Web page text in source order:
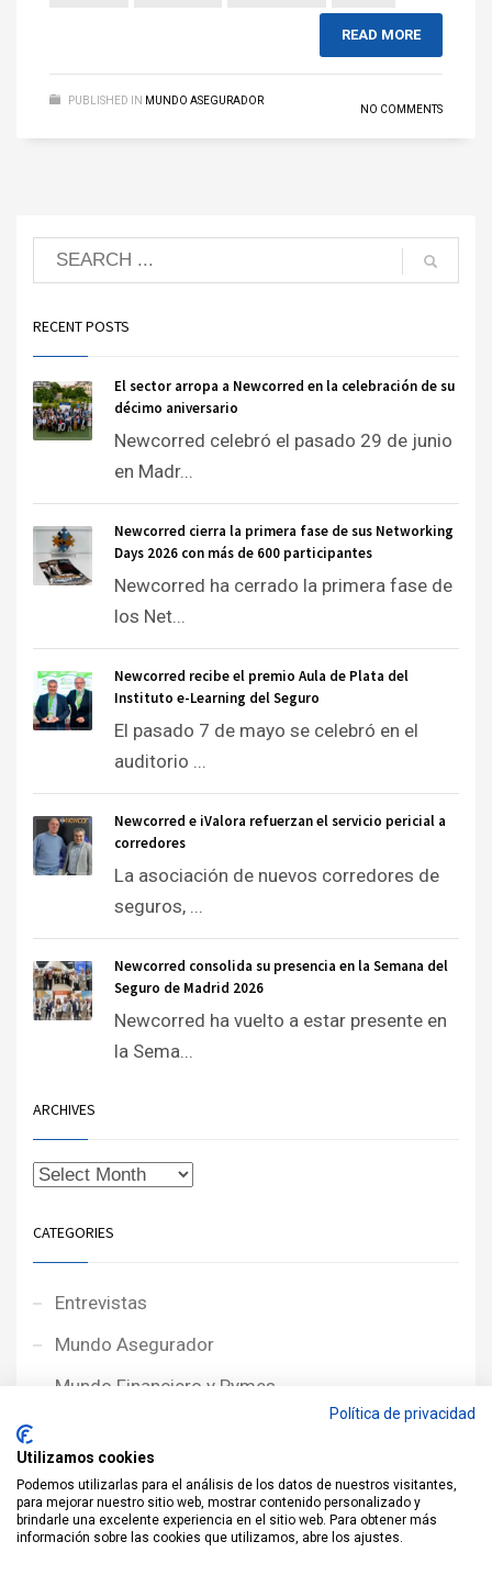
READ MORE
PUBLISHED IN MUNDO ASEGURADOR
NO COMMENTS
RECENT POSTS
El sector arropa a Newcorred en la celebración de su
décimo aniversario
Newcorred celebró el pasado 29 de junio
en Madr...
Newcorred cierra la primera fase de sus Networking
Days 2026 con más de 600 participantes
Newcorred ha cerrado la primera fase de
los Net...
Newcorred recibe el premio Aula de Plata del
Instituto e-Learning del Seguro
El pasado 7 de mayo se celebró en el
auditorio ...
Newcorred e iValora refuerzan el servicio pericial a
corredores
La asociación de nuevos corredores de
seguros, ...
Newcorred consolida su presencia en la Semana del
Seguro de Madrid 2026
Newcorred ha vuelto a estar presente en
la Sema...
ARCHIVES
CATEGORIES
Entrevistas
Mundo Asegurador
Mundo Financiero y Pymes
Noticias NewcorRED
Protagonistas
Política de privacidad
Utilizamos cookies
Podemos utilizarlas para el análisis de los datos de nuestros visitantes,
para mejorar nuestro sitio web, mostrar contenido personalizado y
brindarle una excelente experiencia en el sitio web. Para obtener más
información sobre las cookies que utilizamos, abre los ajustes.